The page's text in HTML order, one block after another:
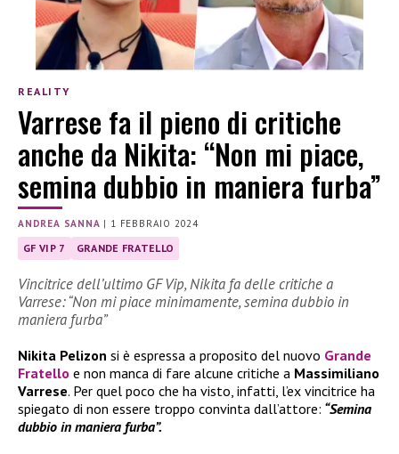
REALITY
Varrese fa il pieno di critiche
anche da Nikita: “Non mi piace,
semina dubbio in maniera furba”
ANDREA SANNA | 1 FEBBRAIO 2024
GF VIP 7 GRANDE FRATELLO
Vincitrice dell’ultimo GF Vip, Nikita fa delle critiche a
Varrese: “Non mi piace minimamente, semina dubbio in
maniera furba”
Nikita Pelizon si è espressa a proposito del nuovo Grande
Fratello e non manca di fare alcune critiche a Massimiliano
Varrese. Per quel poco che ha visto, infatti, l’ex vincitrice ha
spiegato di non essere troppo convinta dall’attore: “Semina
dubbio in maniera furba”.